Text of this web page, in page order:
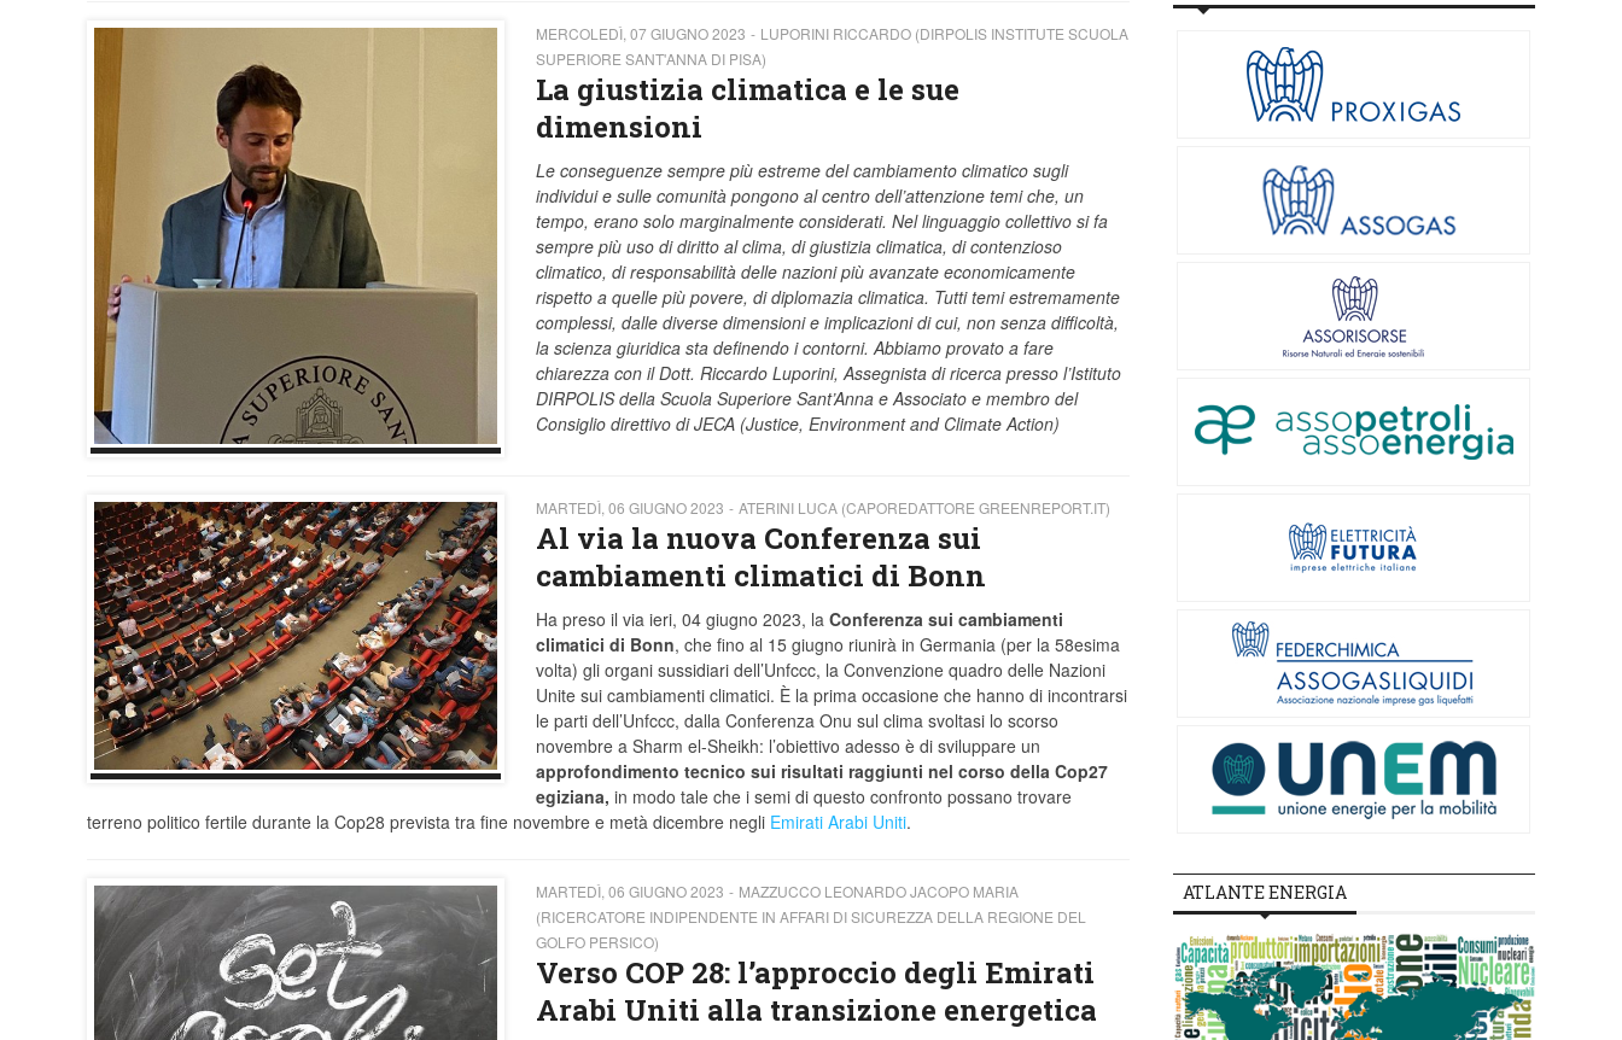
MERCOLEDÌ, 07 GIUGNO 2023
LUPORINI RICCARDO (DIRPOLIS INSTITUTE SCUOLA
SUPERIORE SANT'ANNA DI PISA)
La giustizia climatica e le sue
dimensioni
Le conseguenze sempre più estreme del cambiamento climatico sugli
individui e sulle comunità pongono al centro dell’attenzione temi che, un
tempo, erano solo marginalmente considerati. Nel linguaggio collettivo si fa
sempre più uso di diritto al clima, di giustizia climatica, di contenzioso
climatico, di responsabilità delle nazioni più avanzate economicamente
rispetto a quelle più povere, di diplomazia climatica. Tutti temi estremamente
complessi, dalle diverse dimensioni e implicazioni di cui, non senza difficoltà,
la scienza giuridica sta definendo i contorni. Abbiamo provato a fare
chiarezza con il Dott. Riccardo Luporini, Assegnista di ricerca presso l’Istituto
DIRPOLIS della Scuola Superiore Sant’Anna e Associato e membro del
Consiglio direttivo di JECA (Justice, Environment and Climate Action)
MARTEDÌ, 06 GIUGNO 2023 ATERINI LUCA (CAPOREDATTORE GREENREPORT.IT)
Al via la nuova Conferenza sui
cambiamenti climatici di Bonn
Ha preso il via ieri, 04 giugno 2023, la Conferenza sui cambiamenti
climatici di Bonn, che fino al 15 giugno riunirà in Germania (per la 58esima
volta) gli organi sussidiari dell’Unfccc, la Convenzione quadro delle Nazioni
Unite sui cambiamenti climatici. È la prima occasione che hanno di incontrarsi
le parti dell’Unfccc, dalla Conferenza Onu sul clima svoltasi lo scorso
novembre a Sharm el-Sheikh: l’obiettivo adesso è di sviluppare un
approfondimento tecnico sui risultati raggiunti nel corso della Cop27
egiziana, in modo tale che i semi di questo confronto possano trovare
terreno politico fertile durante la Cop28 prevista tra fine novembre e metà dicembre negli Emirati Arabi Uniti.
MARTEDÌ, 06 GIUGNO 2023
MAZZUCCO LEONARDO JACOPO MARIA
(RICERCATORE INDIPENDENTE IN AFFARI DI SICUREZZA DELLA REGIONE DEL
GOLFO PERSICO)
Verso COP 28: l’approccio degli Emirati
Arabi Uniti alla transizione energetica
ATLANTE ENERGIA